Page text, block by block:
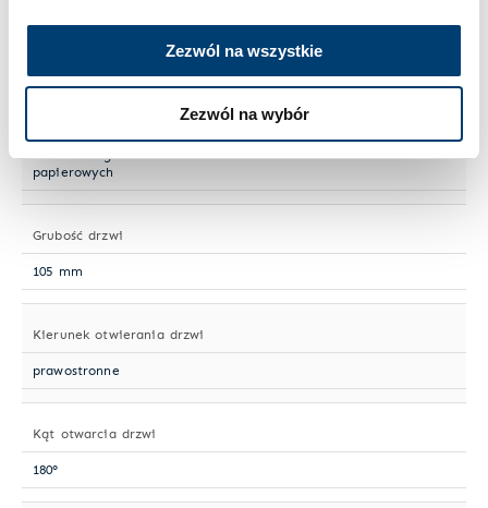
Zezwól na wszystkie
Zezwól na wybór
LFS 30 P wg PN-EN 15659 - 30 min. dla dokumentów
papierowych
Grubość drzwi
105 mm
Kierunek otwierania drzwi
prawostronne
Kąt otwarcia drzwi
180°